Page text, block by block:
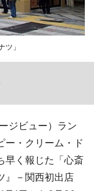
」
ジビュー）ラン
ー・クリーム・ド
早く報じた「心斎
』－関西初出店